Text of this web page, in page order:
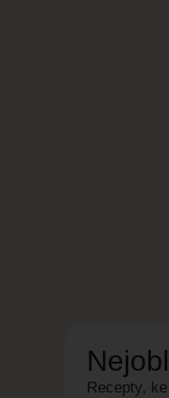
Recepty,